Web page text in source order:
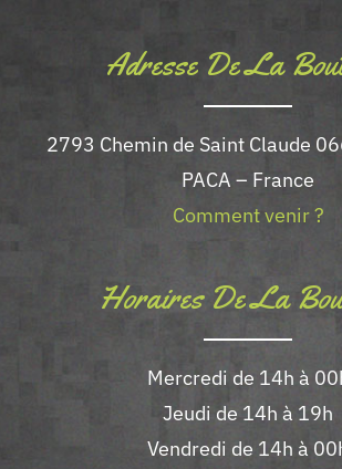
Adresse De La
2793 Chemin de Saint Claude
PACA – France
Comment venir ?
Horaires De La
Mercredi de 14h à
Jeudi de 14h à 19h
Vendredi de 14h à